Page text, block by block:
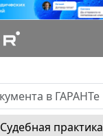
Судебная практика